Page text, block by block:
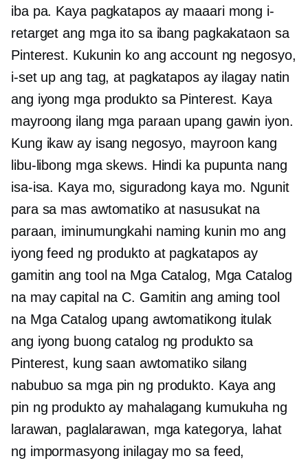
iba pa. Kaya pagkatapos ay maaari mong i-
retarget ang mga ito sa ibang pagkakataon sa
Pinterest. Kukunin ko ang account ng negosyo,
i-set up ang tag, at pagkatapos ay ilagay natin
ang iyong mga produkto sa Pinterest. Kaya
mayroong ilang mga paraan upang gawin iyon.
Kung ikaw ay isang negosyo, mayroon kang
libu-libong mga skews. Hindi ka pupunta nang
isa-isa. Kaya mo, siguradong kaya mo. Ngunit
para sa mas awtomatiko at nasusukat na
paraan, iminumungkahi naming kunin mo ang
iyong feed ng produkto at pagkatapos ay
gamitin ang tool na Mga Catalog, Mga Catalog
na may capital na C. Gamitin ang aming tool
na Mga Catalog upang awtomatikong itulak
ang iyong buong catalog ng produkto sa
Pinterest, kung saan awtomatiko silang
nabubuo sa mga pin ng produkto. Kaya ang
pin ng produkto ay mahalagang kumukuha ng
larawan, paglalarawan, mga kategorya, lahat
ng impormasyong inilagay mo sa feed,